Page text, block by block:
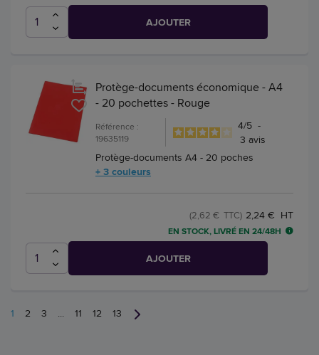
AJOUTER
Protège-documents économique - A4
- 20 pochettes - Rouge
Référence :
19635119
4/5 -
3avis
Protège-documents A4 - 20 poches
+ 3 couleurs
2,24 € HT
(2,62 € TTC)
EN STOCK, LIVRÉ EN 24/48H
AJOUTER
1 2 3 ... 11 12 13